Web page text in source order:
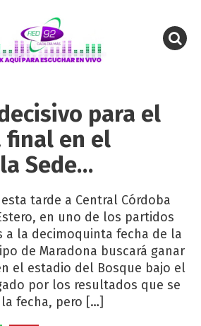
para el
final en el
Sede…
tarde a Central Córdoba
en uno de los partidos
a la decimoquinta fecha de la
de Maradona buscará ganar
el estadio del Bosque bajo el
por los resultados que se
fecha, pero […]